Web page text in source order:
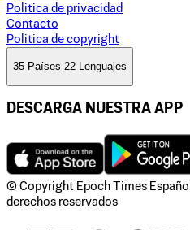
Politica de privacidad
Contacto
Politica de copyright
35 Países 22 Lenguajes
DESCARGA NUESTRA APP
© Copyright Epoch Times Español
derechos reservados